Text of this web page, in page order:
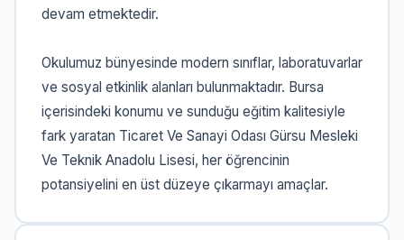
devam etmektedir.
Okulumuz bünyesinde modern sınıflar, laboratuvarlar
ve sosyal etkinlik alanları bulunmaktadır. Bursa
içerisindeki konumu ve sunduğu eğitim kalitesiyle
fark yaratan Ticaret Ve Sanayi Odası Gürsu Mesleki
Ve Teknik Anadolu Lisesi, her öğrencinin
potansiyelini en üst düzeye çıkarmayı amaçlar.